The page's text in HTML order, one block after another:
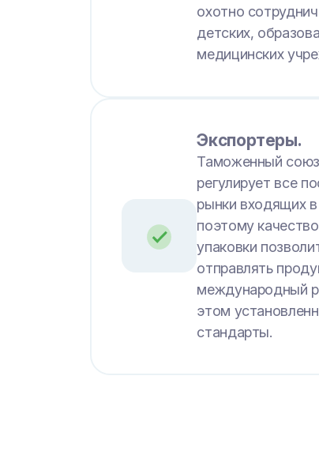
охотно
детских,
медицинских
Экспортеры.
Таможенный
регулирует все
рынки входящих в
поэтому
упаковки
отправлять
международный
этом
стандарты.